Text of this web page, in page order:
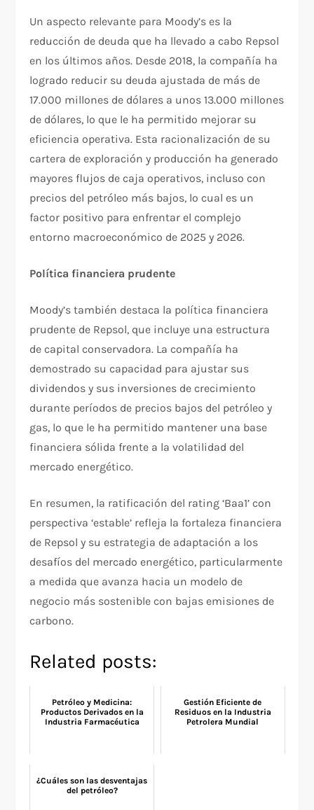
Un aspecto relevante para Moody’s es la
reducción de deuda que ha llevado a cabo Repsol
en los últimos años. Desde 2018, la compañía ha
logrado reducir su deuda ajustada de más de
17.000 millones de dólares a unos 13.000 millones
de dólares, lo que le ha permitido mejorar su
eficiencia operativa. Esta racionalización de su
cartera de exploración y producción ha generado
mayores flujos de caja operativos, incluso con
precios del petróleo más bajos, lo cual es un
factor positivo para enfrentar el complejo
entorno macroeconómico de 2025 y 2026.
Política financiera prudente
Moody’s también destaca la política financiera
prudente de Repsol, que incluye una estructura
de capital conservadora. La compañía ha
demostrado su capacidad para ajustar sus
dividendos y sus inversiones de crecimiento
durante períodos de precios bajos del petróleo y
gas, lo que le ha permitido mantener una base
financiera sólida frente a la volatilidad del
mercado energético.
En resumen, la ratificación del rating ‘Baa1’ con
perspectiva ‘estable’ refleja la fortaleza financiera
de Repsol y su estrategia de adaptación a los
desafíos del mercado energético, particularmente
a medida que avanza hacia un modelo de
negocio más sostenible con bajas emisiones de
carbono.
Related posts:
Petróleo y Medicina:
Productos Derivados en la
Industria Farmacéutica
Gestión Eficiente de
Residuos en la Industria
Petrolera Mundial
¿Cuáles son las desventajas
del petróleo?